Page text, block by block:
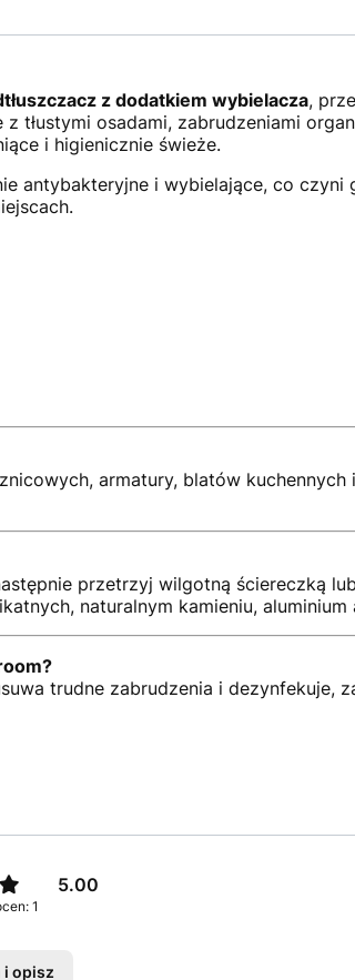
z dodatkiem wybielacza,
tłustymi osadami, zabrudzeniami
i higienicznie świeże.
antybakteryjne i wybielające, co czyni
armatury, blatów kuchennych
przetrzyj wilgotną ściereczką
naturalnym kamieniu, aluminium
trudne zabrudzenia i dezynfekuje,
5.00
1
i opisz